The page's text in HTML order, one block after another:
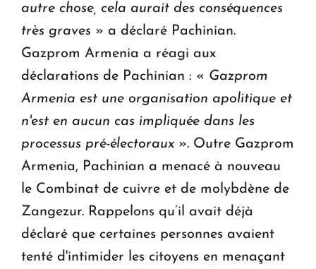
autre chose, cela aurait des conséquences
très graves » a déclaré Pachinian.
Gazprom Armenia a réagi aux
déclarations de Pachinian : « Gazprom
Armenia est une organisation apolitique et
n'est en aucun cas impliquée dans les
processus pré-électoraux ». Outre Gazprom
Armenia, Pachinian a menacé à nouveau
le Combinat de cuivre et de molybdène de
Zangezur. Rappelons qu’il avait déjà
déclaré que certaines personnes avaient
tenté d'intimider les citoyens en menaçant